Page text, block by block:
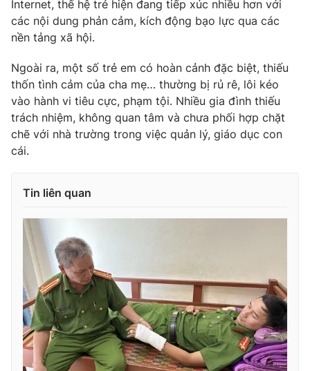
Internet, thế hệ trẻ hiện đang tiếp xúc nhiều hơn với
các nội dung phản cảm, kích động bạo lực qua các
nền tảng xã hội.
Ngoài ra, một số trẻ em có hoàn cảnh đặc biệt, thiếu
thốn tình cảm của cha mẹ… thường bị rủ rê, lôi kéo
vào hành vi tiêu cực, phạm tội. Nhiều gia đình thiếu
trách nhiệm, không quan tâm và chưa phối hợp chặt
chẽ với nhà trường trong việc quản lý, giáo dục con
cái.
Tin liên quan